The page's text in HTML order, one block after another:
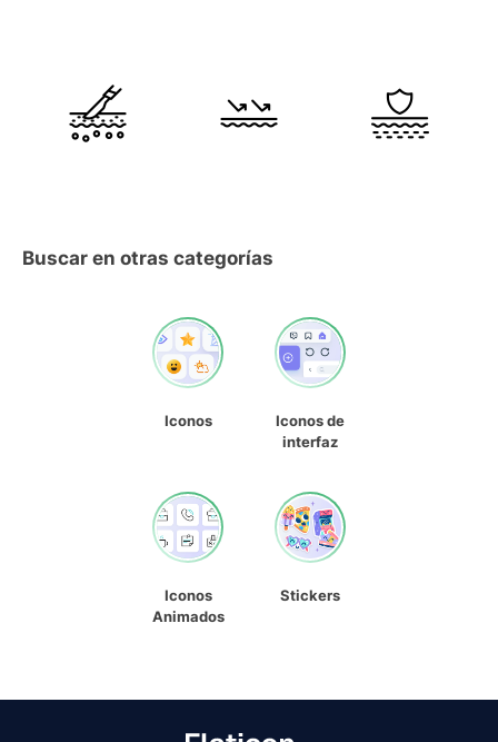
Buscar en otras categorías
Iconos
Iconos de
interfaz
Iconos
Animados
Stickers